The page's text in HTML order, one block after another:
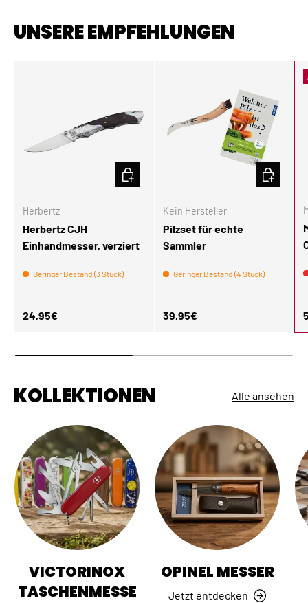
UNSERE EMPFEHLUNGEN
Herbertz
Herbertz CJH
Einhandmesser, verziert
Geringer Bestand (3 Stück)
Normaler Preis
24,95€
IN DEN WARENKORB
Kein Hersteller
Pilzset für echte
Sammler
Geringer Bestand (4 Stück)
Normaler Preis
39,95€
IN DEN
KOLLEKTIONEN Alle ansehen
VICTORINOX
TASCHENMESSE
OPINEL MESSER
Jetzt entdecken